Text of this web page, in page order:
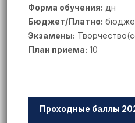
Форма обучения: дн
Бюджет/Платно:
Экзамены:
План приема: 10
Проходные баллы